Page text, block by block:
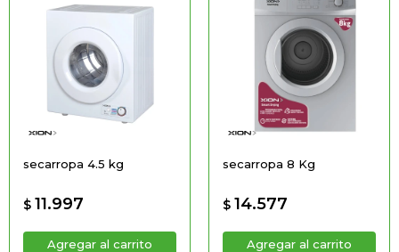
secarropa 4.5 kg
$ 11.997
secarropa 8 Kg
$ 14.577